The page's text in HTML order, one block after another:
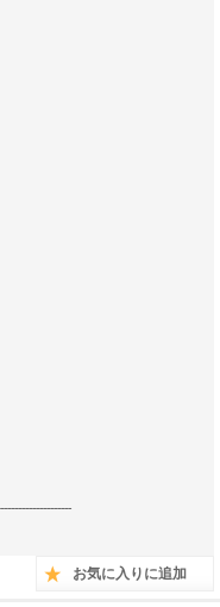
お気に入りに追加